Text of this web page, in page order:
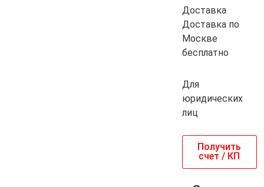
Доставка
Доставка по
Москве
бесплатно
Для
юридических
лиц
Получить
счет / КП